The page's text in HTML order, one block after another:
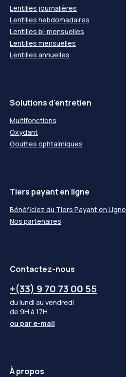
Lentilles journalières
Lentilles hebdomadaires
Lentilles bi-mensuelles
Lentilles mensuelles
Lentilles annuelles
Solutions d'entretien
Multifonctions
Oxydant
Gouttes ophtalmiques
Tiers payant en ligne
Bénéficiez du Tiers Payant en Ligne
Nos partenaires
Contactez-nous
+(33) 9 70 73 00 55
du lundi au vendredi
de 9H à 17H
ou par e-mail
À propos